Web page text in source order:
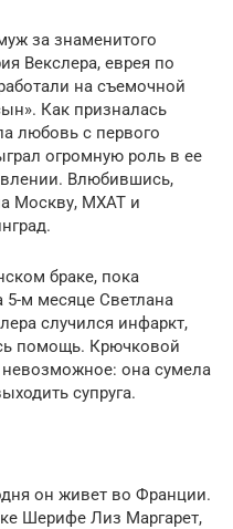
за знаменитого
Векслера, еврея по
на съемочной
Как призналась
любовь с первого
огромную роль в ее
Влюбившись,
Москву, МХАТ и
браке, пока
5-м месяце Светлана
случился инфаркт,
помощь. Крючковой
она сумела
супруга.
он живет во Франции.
Шерифе Лиз Маргарет,